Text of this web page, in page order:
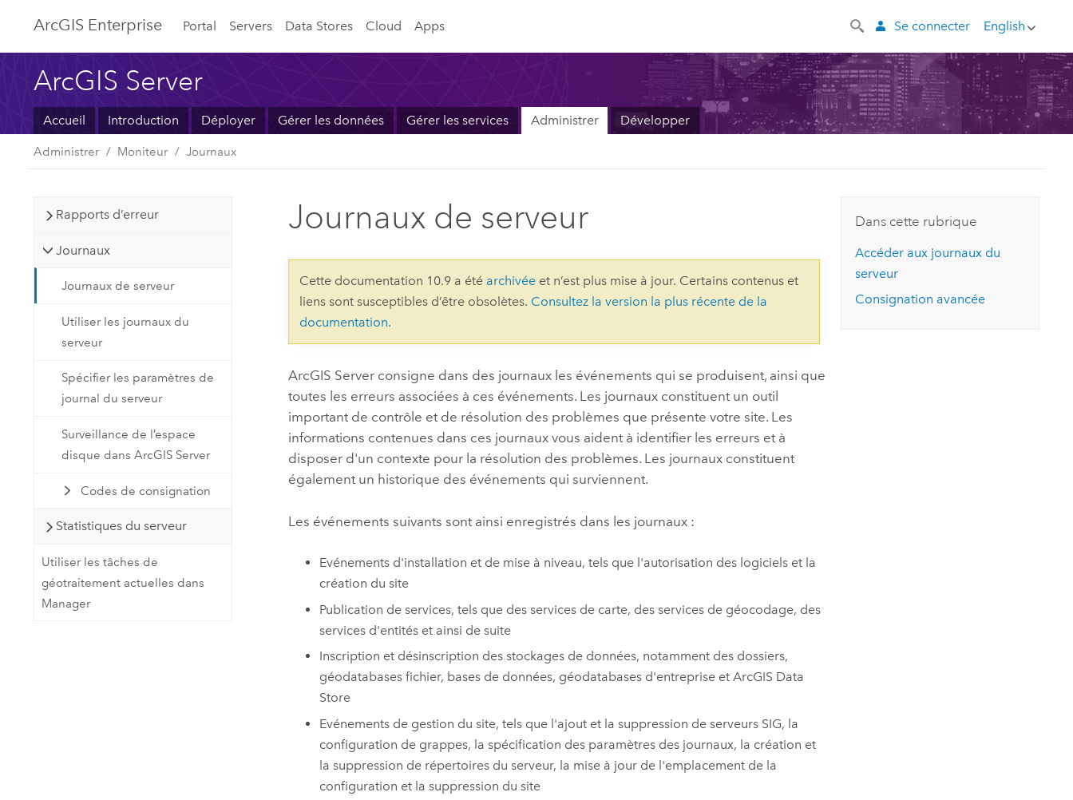
ArcGIS Enterprise Portal Servers Data Stores Cloud Apps English
Se connecter
ArcGIS Server
Accueil Introduction Déployer Gérer les données Gérer les services Administrer Développer
Administrer Moniteur Journaux
Rapports d’erreur
Journaux
Journaux de serveur
Utiliser les journaux du
serveur
Spécifier les paramètres de
journal du serveur
Surveillance de l’espace
disque dans ArcGIS Server
Codes de consignation
Statistiques du serveur
Utiliser les tâches de
géotraitement actuelles dans
Manager
Journaux de serveur
Cette documentation 10.9 a été archivée et n’est plus mise à jour. Certains contenus et
liens sont susceptibles d’être obsolètes. Consultez la version la plus récente de la
documentation.
ArcGIS Server consigne dans des journaux les événements qui se produisent, ainsi que
toutes les erreurs associées à ces événements. Les journaux constituent un outil
important de contrôle et de résolution des problèmes que présente votre site. Les
informations contenues dans ces journaux vous aident à identifier les erreurs et à
disposer d'un contexte pour la résolution des problèmes. Les journaux constituent
également un historique des événements qui surviennent.
Les événements suivants sont ainsi enregistrés dans les journaux :
Evénements d'installation et de mise à niveau, tels que l'autorisation des logiciels et la
création du site
Publication de services, tels que des services de carte, des services de géocodage, des
services d'entités et ainsi de suite
Inscription et désinscription des stockages de données, notamment des dossiers,
géodatabases fichier, bases de données, géodatabases d'entreprise et ArcGIS Data
Store
Evénements de gestion du site, tels que l'ajout et la suppression de serveurs SIG, la
configuration de grappes, la spécification des paramètres des journaux, la création et
la suppression de répertoires du serveur, la mise à jour de l'emplacement de la
configuration et la suppression du site
Dans cette rubrique
Accéder aux journaux du
serveur
Consignation avancée